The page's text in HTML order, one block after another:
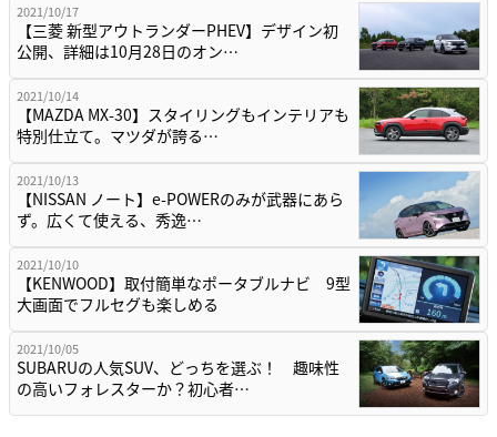
2021/10/17
【三菱 新型アウトランダーPHEV】デザイン初
公開、詳細は10月28日のオン…
2021/10/14
【MAZDA MX-30】スタイリングもインテリアも
特別仕立て。マツダが誇る…
2021/10/13
【NISSAN ノート】e-POWERのみが武器にあら
ず。広くて使える、秀逸…
2021/10/10
【KENWOOD】取付簡単なポータブルナビ 9型
大画面でフルセグも楽しめる
2021/10/05
SUBARUの人気SUV、どっちを選ぶ！ 趣味性
の高いフォレスターか？初心者…